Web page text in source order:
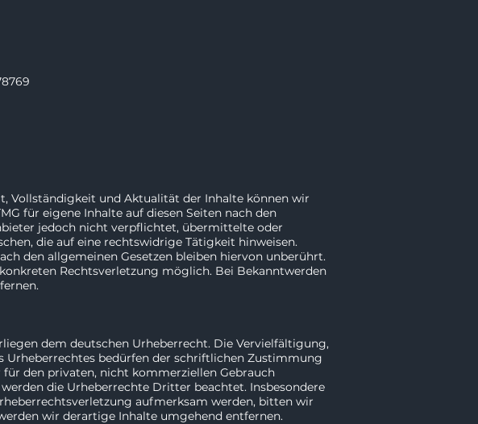
Vollständigkeit und Aktualität der Inhalte können wir
für eigene Inhalte auf diesen Seiten nach den
jedoch nicht verpflichtet, übermittelte oder
die auf eine rechtswidrige Tätigkeit hinweisen.
den allgemeinen Gesetzen bleiben hiervon unberührt.
Rechtsverletzung möglich. Bei Bekanntwerden
dem deutschen Urheberrecht. Die Vervielfältigung,
Urheberrechtes bedürfen der schriftlichen Zustimmung
den privaten, nicht kommerziellen Gebrauch
die Urheberrechte Dritter beachtet. Insbesondere
aufmerksam werden, bitten wir
wir derartige Inhalte umgehend entfernen.